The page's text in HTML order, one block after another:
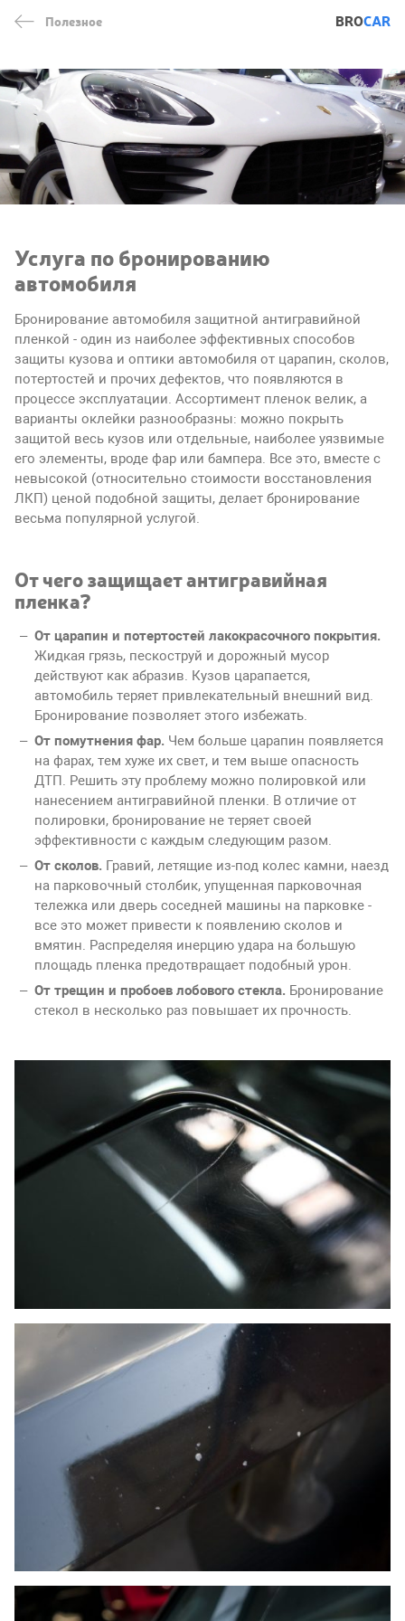
Полезное BROCAR
Услуга по бронированию
автомобиля
Бронирование автомобиля защитной антигравийной
пленкой - один из наиболее эффективных способов
защиты кузова и оптики автомобиля от царапин, сколов,
потертостей и прочих дефектов, что появляются в
процессе эксплуатации. Ассортимент пленок велик, а
варианты оклейки разнообразны: можно покрыть
защитой весь кузов или отдельные, наиболее уязвимые
его элементы, вроде фар или бампера. Все это, вместе с
невысокой (относительно стоимости восстановления
ЛКП) ценой подобной защиты, делает бронирование
весьма популярной услугой.
От чего защищает антигравийная
пленка?
От царапин и потертостей лакокрасочного покрытия.
Жидкая грязь, пескоструй и дорожный мусор
действуют как абразив. Кузов царапается,
автомобиль теряет привлекательный внешний вид.
Бронирование позволяет этого избежать.
От помутнения фар. Чем больше царапин появляется
на фарах, тем хуже их свет, и тем выше опасность
ДТП. Решить эту проблему можно полировкой или
нанесением антигравийной пленки. В отличие от
полировки, бронирование не теряет своей
эффективности с каждым следующим разом.
От сколов. Гравий, летящие из-под колес камни, наезд
на парковочный столбик, упущенная парковочная
тележка или дверь соседней машины на парковке -
все это может привести к появлению сколов и
вмятин. Распределяя инерцию удара на большую
площадь пленка предотвращает подобный урон.
От трещин и пробоев лобового стекла. Бронирование
стекол в несколько раз повышает их прочность.